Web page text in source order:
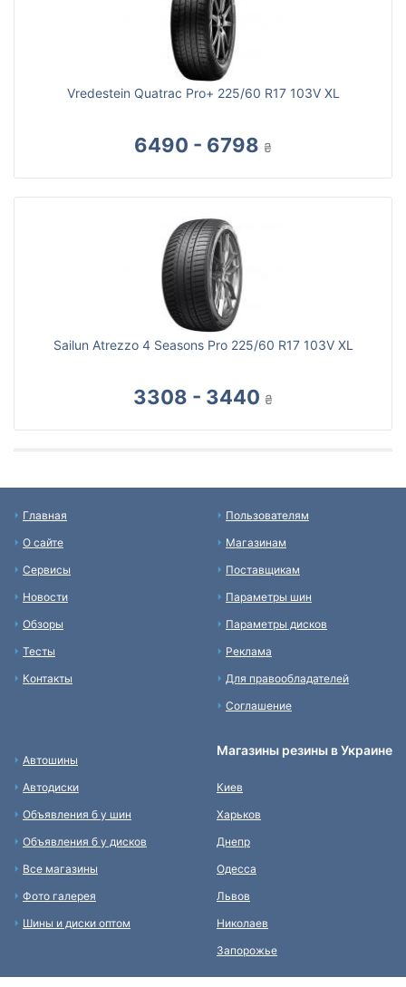
Vredestein Quatrac Pro+ 225/60 R17 103V XL
6490 - 6798 ₴
Sailun Atrezzo 4 Seasons Pro 225/60 R17 103V XL
3308 - 3440 ₴
Главная
О сайте
Сервисы
Новости
Обзоры
Тесты
Контакты
Пользователям
Магазинам
Поставщикам
Параметры шин
Параметры дисков
Реклама
Для правообладателей
Соглашение
Автошины
Автодиски
Объявления б у шин
Объявления б у дисков
Все магазины
Фото галерея
Шины и диски оптом
Магазины резины в Украине
Киев
Харьков
Днепр
Одесса
Львов
Николаев
Запорожье